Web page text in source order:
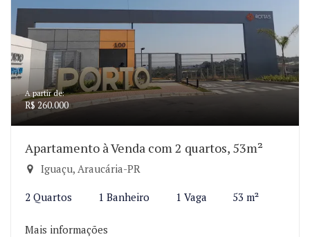
A partir de:
R$ 260.000
Apartamento à Venda com 2 quartos, 53m²
Iguaçu, Araucária-PR
2 Quartos 1 Banheiro 1 Vaga 53 m²
Mais informações